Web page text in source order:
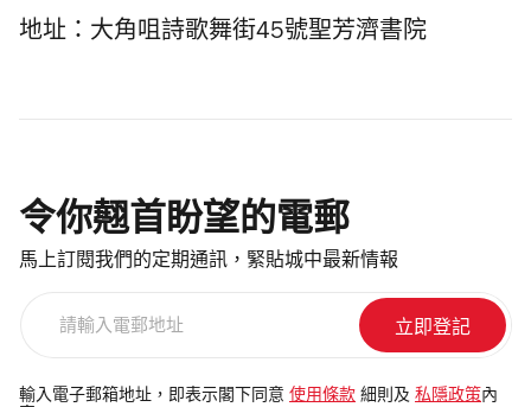
地址：大角咀詩歌舞街45號聖芳濟書院
令你翹首盼望的電郵
馬上訂閱我們的定期通訊，緊貼城中最新情報
電
輸入電子郵箱地址，即表示閣下同意 使用條款 細則及 私隱政策 內